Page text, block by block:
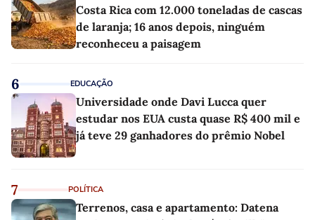
Costa Rica com 12.000 toneladas de cascas
de laranja; 16 anos depois, ninguém
reconheceu a paisagem
6 EDUCAÇÃO
Universidade onde Davi Lucca quer
estudar nos EUA custa quase R$ 400 mil e
já teve 29 ganhadores do prêmio Nobel
7 POLÍTICA
Terrenos, casa e apartamento: Datena